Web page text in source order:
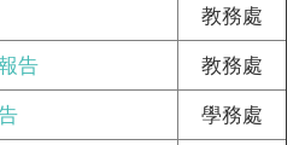
教務處
告 教務處
學務處